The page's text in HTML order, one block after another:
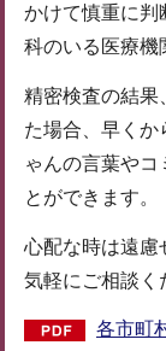
かけて慎重に判
科のいる医療機
精密検査の結果
た場合、早くか
ゃんの言葉やコ
とができます。
心配な時は遠慮
気軽にご相談く
各市町